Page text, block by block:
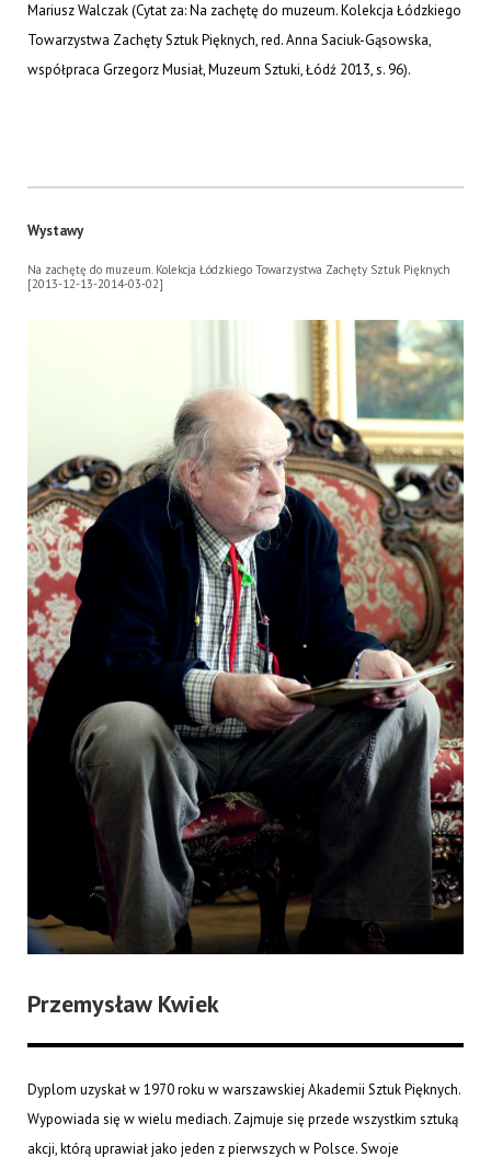
Mariusz Walczak (Cytat za: Na zachętę do muzeum. Kolekcja Łódzkiego
Towarzystwa Zachęty Sztuk Pięknych, red. Anna Saciuk-Gąsowska,
współpraca Grzegorz Musiał, Muzeum Sztuki, Łódź 2013, s. 96).
Wystawy
Na zachętę do muzeum. Kolekcja Łódzkiego Towarzystwa Zachęty Sztuk Pięknych
[2013-12-13-2014-03-02]
Przemysław Kwiek
Dyplom uzyskał w 1970 roku w warszawskiej Akademii Sztuk Pięknych.
Wypowiada się w wielu mediach. Zajmuje się przede wszystkim sztuką
akcji, którą uprawiał jako jeden z pierwszych w Polsce. Swoje